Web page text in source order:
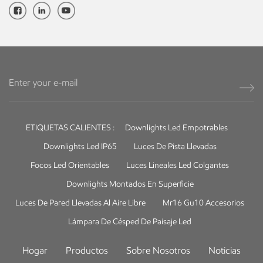
una amplia gama de entornos, incluidos espacios residenciales,
edificios comerciales, establecimientos hoteleros, museos, galerías y
ajustables y el diseño elegante hacen que los focos empotrables LED
acogedora en casa, mejorar la experiencia del cliente en una tienda
ETIQUETAS CALIENTES :
Downlights Led Empotrables
Downlights Led IP65
Luces De Pista Llevadas
Focos Led Orientables
Luces Lineales Led Colgantes
Downlights Montados En Superficie
Luces De Pared Llevadas Al Aire Libre
Mr16 Gu10 Accesorios
Lámpara De Césped De Paisaje Led
Hogar Productos Sobre Nosotros Noticias